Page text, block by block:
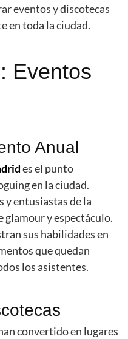
eventos y discotecas
en toda la ciudad.
Eventos
Anual
es el punto
en la ciudad.
y entusiastas de la
glamour y espectáculo.
sus habilidades en
que quedan
los asistentes.
convertido en lugares